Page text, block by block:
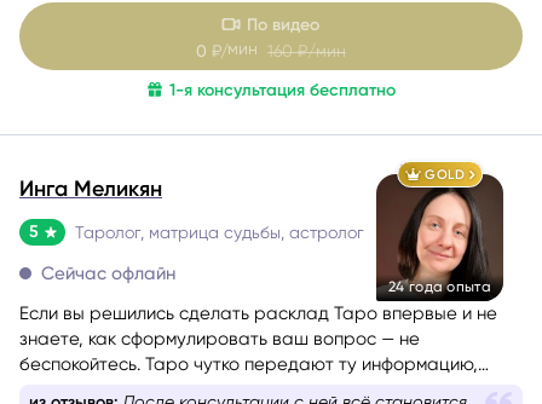
По видео
0 ₽/мин 160 ₽/мин
1-я консультация бесплатно
GOLD
24 года опыта
Инга Меликян
5 Таролог, матрица судьбы, астролог
Сейчас офлайн
Если вы решились сделать расклад Таро впервые и не
знаете, как сформулировать ваш вопрос — не
беспокойтесь. Таро чутко передают ту информацию,